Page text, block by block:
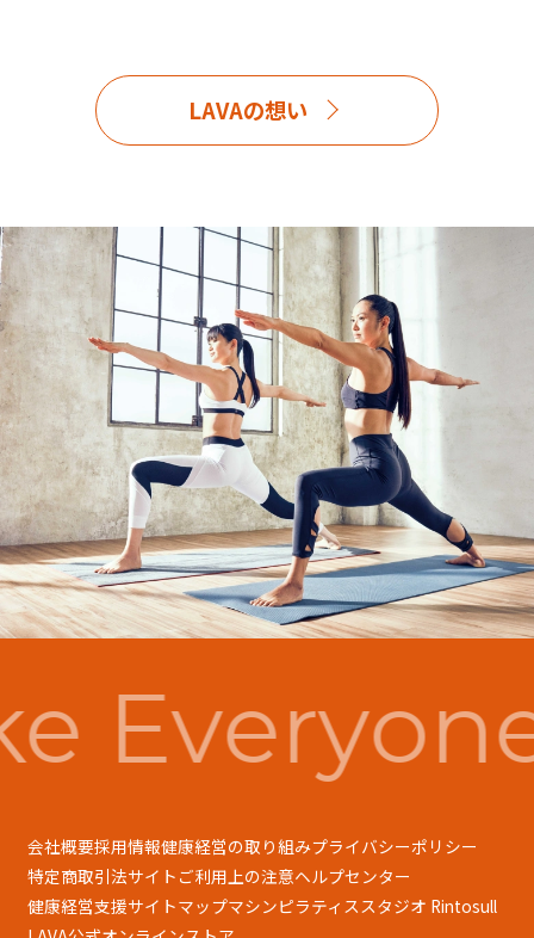
LAVAの想い
会社概要採用情報健康経営の取り組みプライバシーポリシー
特定商取引法サイトご利用上の注意ヘルプセンター
健康経営支援サイトマップマシンピラティススタジオ Rintosull